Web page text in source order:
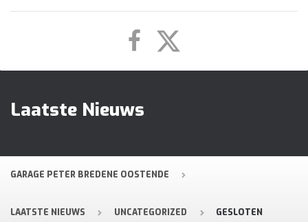
Laatste Nieuws
GARAGE PETER BREDENE OOSTENDE
LAATSTE NIEUWS UNCATEGORIZED GESLOTEN